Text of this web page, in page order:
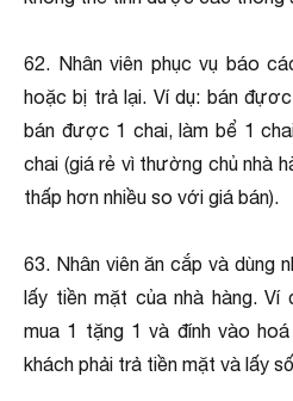
62. Nhân viên phục vụ báo
hoặc bị trả lại. Ví dụ: bán
bán được 1 chai, làm bể 1
chai (giá rẻ vì thường chủ nhà
thấp hơn nhiều so với giá bán).
63. Nhân viên ăn cắp và dùng
lấy tiền mặt của nhà hàng. Ví
mua 1 tặng 1 và đính vào
khách phải trả tiền mặt và lấy